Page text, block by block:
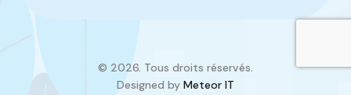
© 2026. Tous droits réservés.
Designed by Meteor IT